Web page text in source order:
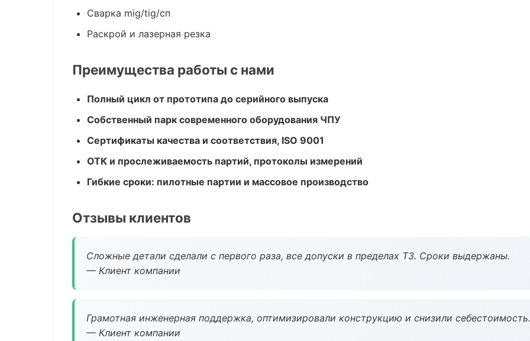
Сварка mig/tig/сп
Раскрой и лазерная резка
Преимущества работы с нами
Полный цикл от прототипа до серийного выпуска
Собственный парк современного оборудования ЧПУ
Сертификаты качества и соответствия, ISO 9001
ОТК и прослеживаемость партий, протоколы измерений
Гибкие сроки: пилотные партии и массовое производство
Отзывы клиентов
Сложные детали сделали с первого раза, все допуски в пределах ТЗ. Сроки выдержаны.
— Клиент компании
Грамотная инженерная поддержка, оптимизировали конструкцию и снизили себестоимость.
— Клиент компании